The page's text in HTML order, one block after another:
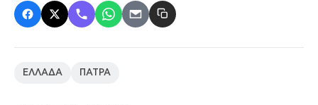
ΕΛΛΑΔΑ ΠΑΤΡΑ